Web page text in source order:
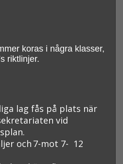
koras i några klasser,
riktlinjer.
lag fås på plats när
vid
och 7-mot 7- 12